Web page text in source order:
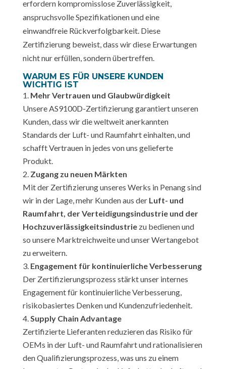
erfordern kompromisslose Zuverlässigkeit,
anspruchsvolle Spezifikationen und eine
einwandfreie Rückverfolgbarkeit. Diese
Zertifizierung beweist, dass wir diese Erwartungen
nicht nur erfüllen, sondern übertreffen.
WARUM ES FÜR UNSERE KUNDEN
WICHTIG IST
Mehr Vertrauen und Glaubwürdigkeit
Unsere AS9100D-Zertifizierung garantiert unseren
Kunden, dass wir die weltweit anerkannten
Standards der Luft- und Raumfahrt einhalten, und
schafft Vertrauen in jedes von uns gelieferte
Produkt.
Zugang zu neuen Märkten
Mit der Zertifizierung unseres Werks in Penang sind
wir in der Lage, mehr Kunden aus der Luft- und
Raumfahrt, der Verteidigungsindustrie und der
Hochzuverlässigkeitsindustriezu bedienen und
so unsere Marktreichweite und unser Wertangebot
zu erweitern.
Engagement für kontinuierliche Verbesserung
Der Zertifizierungsprozess stärkt unser internes
Engagement für kontinuierliche Verbesserung,
risikobasiertes Denken und Kundenzufriedenheit.
Supply Chain Advantage
Zertifizierte Lieferanten reduzieren das Risiko für
OEMs in der Luft- und Raumfahrt und rationalisieren
den Qualifizierungsprozess, was uns zu einem